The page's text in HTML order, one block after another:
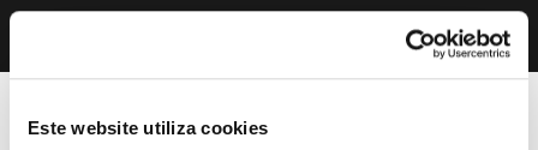
Este website utiliza cookies